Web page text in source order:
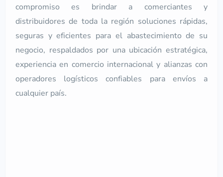
compromiso es brindar a comerciantes y
distribuidores de toda la región soluciones rápidas,
seguras y eficientes para el abastecimiento de su
negocio, respaldados por una ubicación estratégica,
experiencia en comercio internacional y alianzas con
operadores logísticos confiables para envíos a
cualquier país.